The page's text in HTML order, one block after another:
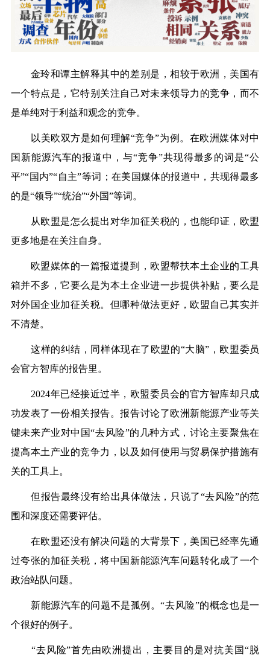
金玲和谭主解释其中的差别是，相较于欧洲，美国有
一个特点是，它特别关注自己对未来领导力的竞争，而不
是单纯对于利益和观念的竞争。
以美欧双方是如何理解“竞争”为例。在欧洲媒体对中
国新能源汽车的报道中，与“竞争”共现得最多的词是“公
平”“国内”“自主”等词；在美国媒体的报道中，共现得最多
的是“领导”“统治”“外国”等词。
从欧盟是怎么提出对华加征关税的，也能印证，欧盟
更多地是在关注自身。
欧盟媒体的一篇报道提到，欧盟帮扶本土企业的工具
箱并不多，它要么是为本土企业进一步提供补贴，要么是
对外国企业加征关税。但哪种做法更好，欧盟自己其实并
不清楚。
这样的纠结，同样体现在了欧盟的“大脑”，欧盟委员
会官方智库的报告里。
2024年已经接近过半，欧盟委员会的官方智库却只成
功发表了一份相关报告。报告讨论了欧洲新能源产业等关
键未来产业对中国“去风险”的几种方式，讨论主要聚焦在
提高本土产业的竞争力，以及如何使用与贸易保护措施有
关的工具上。
但报告最终没有给出具体做法，只说了“去风险”的范
围和深度还需要评估。
在欧盟还没有解决问题的大背景下，美国已经率先通
过夸张的加征关税，将中国新能源汽车问题转化成了一个
政治站队问题。
新能源汽车的问题不是孤例。“去风险”的概念也是一
个很好的例子。
“去风险”首先由欧洲提出，主要目的是对抗美国“脱